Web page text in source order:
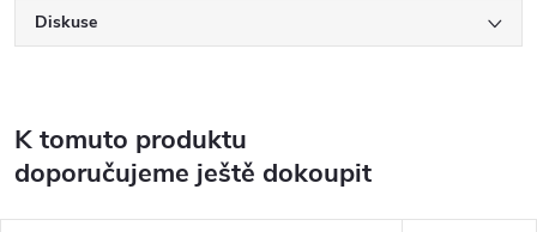
Diskuse
K tomuto produktu
doporučujeme ještě dokoupit